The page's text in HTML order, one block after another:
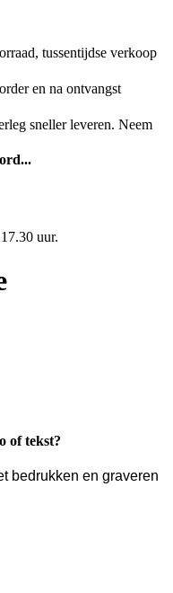
tussentijdse verkoop
en na ontvangst
sneller leveren. Neem
uur.
of tekst?
bedrukken en graveren